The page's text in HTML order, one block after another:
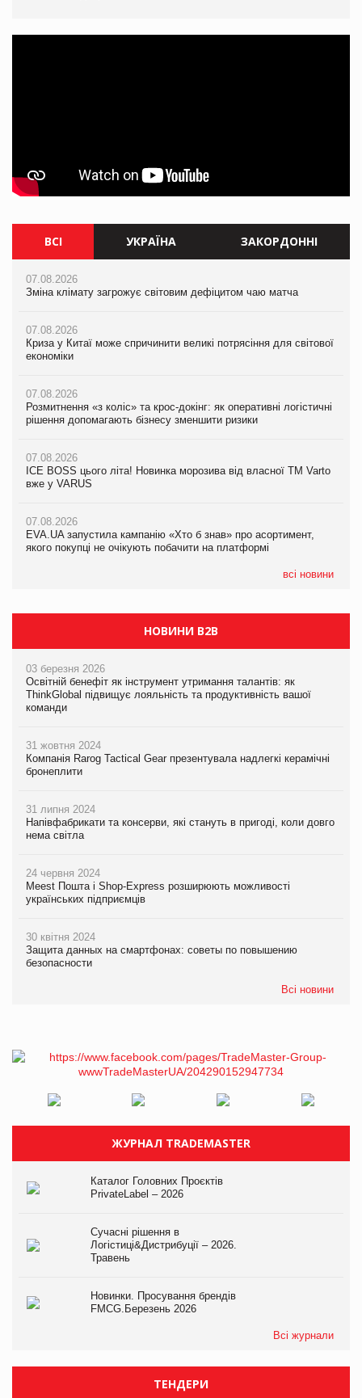
ВСІ УКРАЇНА ЗАКОРДОННІ
07.08.2026
Зміна клімату загрожує світовим дефіцитом чаю матча
07.08.2026
Криза у Китаї може спричинити великі потрясіння для світової
економіки
07.08.2026
Розмитнення «з коліс» та крос-докінг: як оперативні логістичні
рішення допомагають бізнесу зменшити ризики
07.08.2026
ICE BOSS цього літа! Новинка морозива від власної ТМ Varto
вже у VARUS
07.08.2026
EVA.UA запустила кампанію «Хто б знав» про асортимент,
якого покупці не очікують побачити на платформі
всі новини
07.08.2026
Зміна клімату загрожує світовим дефіцитом чаю матча
07.08.2026
Криза у Китаї може спричинити великі потрясіння для світової
економіки
07.08.2026
Розмитнення «з коліс» та крос-докінг: як оперативні логістичні
рішення допомагають бізнесу зменшити ризики
07.08.2026
ICE BOSS цього літа! Новинка морозива від власної ТМ Varto
вже у VARUS
07.08.2026
EVA.UA запустила кампанію «Хто б знав» про асортимент,
якого покупці не очікують побачити на платформі
07.08.2026
Зміна клімату загрожує світовим дефіцитом чаю матча
07.08.2026
Криза у Китаї може спричинити великі потрясіння для світової
економіки
07.08.2026
Kraft Heinz скоротила збиток у першому півріччі
Продажі Hugo Boss впали на 9%
НОВИНИ B2B
03 березня 2026
Освітній бенефіт як інструмент утримання талантів: як
ThinkGlobal підвищує лояльність та продуктивність вашої
команди
31 жовтня 2024
Компанія Rarog Tactical Gear презентувала надлегкі керамічні
бронеплити
31 липня 2024
Напівфабрикати та консерви, які стануть в пригоді, коли довго
нема світла
24 червня 2024
Meest Пошта і Shop-Express розширюють можливості
українських підприємців
30 квітня 2024
Защита данных на смартфонах: советы по повышению
безопасности
Всі новини
ЖУРНАЛ TRADEMASTER
Каталог Головних Проєктів
PrivateLabel – 2026
Сучасні рішення в
Логістиці&Дистрибуції – 2026.
Травень
Новинки. Просування брендів
FMCG.Березень 2026
Всі журнали
ТЕНДЕРИ